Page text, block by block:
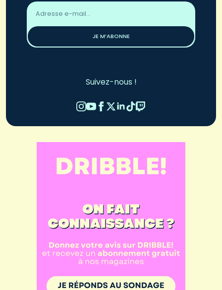
Adresse
email
JE M’ABONNE
Suivez-nous !